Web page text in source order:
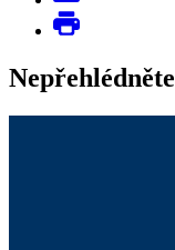
Nepřehlédněte